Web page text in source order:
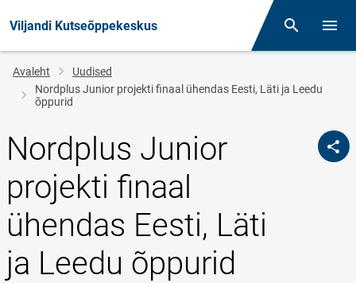
Viljandi Kutseõppekeskus Otsing
Jälglink
Avaleht
Uudised
Nordplus Junior projekti finaal ühendas Eesti, Läti ja Leedu
õppurid
Nordplus Junior
projekti finaal
ühendas Eesti, Läti
ja Leedu õppurid